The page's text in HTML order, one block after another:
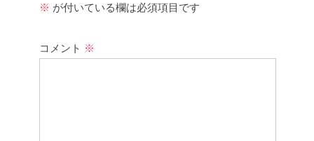
※ が付いている欄は必須項目です
コメント ※